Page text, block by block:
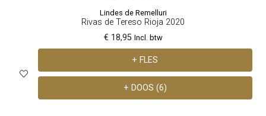
Lindes de Remelluri
Rivas de Tereso Rioja 2020
€ 18,95 Incl. btw
+ FLES
+ DOOS (6)